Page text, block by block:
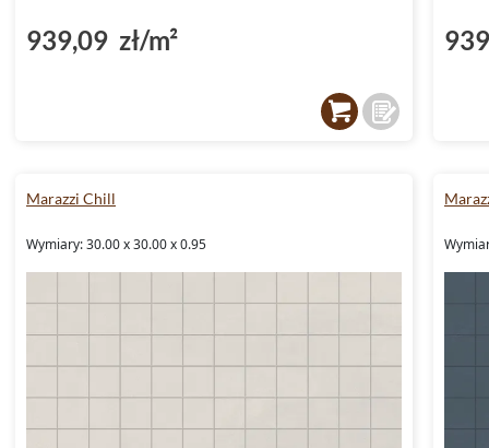
939,09 zł/m²
Marazzi Chill
Wymiary: 30.00 x 30.00 x 0.95